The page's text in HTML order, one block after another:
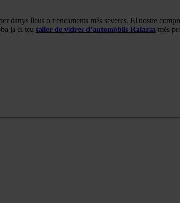
danys lleus o trencaments més severes. El nostre
ja el teu taller de vidres d’automòbils Ralarsa més